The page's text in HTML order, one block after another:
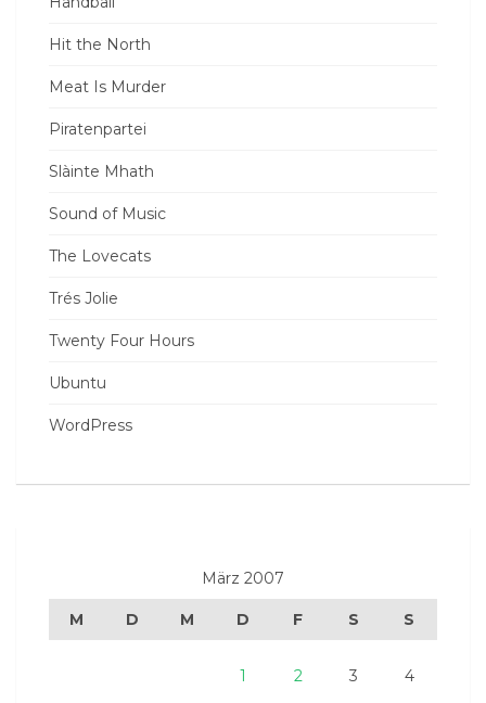
Hit the North
Meat Is Murder
Piratenpartei
Slàinte Mhath
Sound of Music
The Lovecats
Trés Jolie
Twenty Four Hours
Ubuntu
WordPress
März 2007
M D M D F S S
1 2 3 4